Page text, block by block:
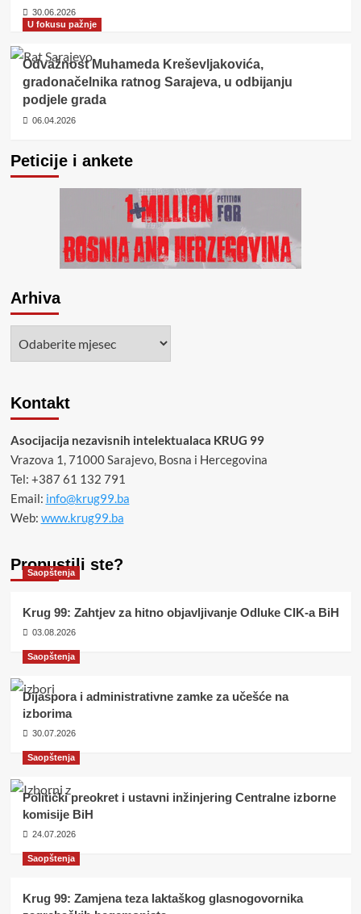
30.06.2026
U fokusu pažnje
Odvažnost Muhameda Kreševljakovića,
gradonačelnika ratnog Sarajeva, u odbijanju
podjele grada
06.04.2026
Peticije i ankete
Arhiva
Kontakt
Asocijacija nezavisnih intelektualaca KRUG 99
Vrazova 1, 71000 Sarajevo, Bosna i Hercegovina
Tel: +387 61 132 791
Email: info@krug99.ba
Web: www.krug99.ba
Propustili ste?
Saopštenja
Krug 99: Zahtjev za hitno objavljivanje Odluke CIK-a BiH
03.08.2026
Saopštenja
Dijaspora i administrativne zamke za učešće na
izborima
30.07.2026
Saopštenja
Politički preokret i ustavni inžinjering Centralne izborne
komisije BiH
24.07.2026
Saopštenja
Krug 99: Zamjena teza laktaškog glasnogovornika